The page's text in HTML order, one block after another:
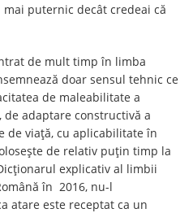
puternic decât credeai că
de mult timp în limba
doar sensul tehnic ce
de maleabilitate a
adaptare constructivă a
de viață, cu aplicabilitate în
de relativ puțin timp la
explicativ al limbii
în 2016, nu-l
atare este receptat ca un